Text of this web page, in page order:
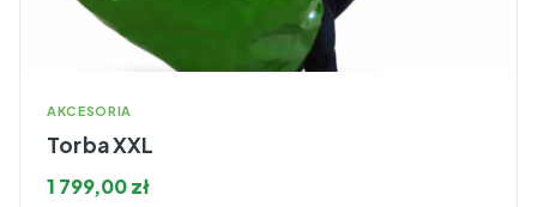
AKCESORIA
Torba XXL
1 799,00zł